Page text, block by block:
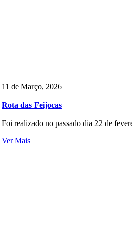
11 de Março, 2026
Rota das Feijocas
Foi realizado no passado dia 22 de
Ver Mais